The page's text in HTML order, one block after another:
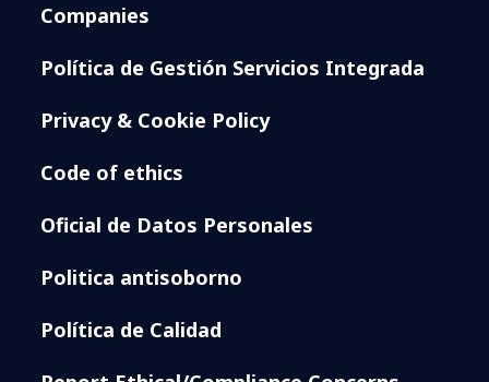
Companies
Política de Gestión Servicios Integrada
Privacy & Cookie Policy
Code of ethics
Oficial de Datos Personales
Politica antisoborno
Política de Calidad